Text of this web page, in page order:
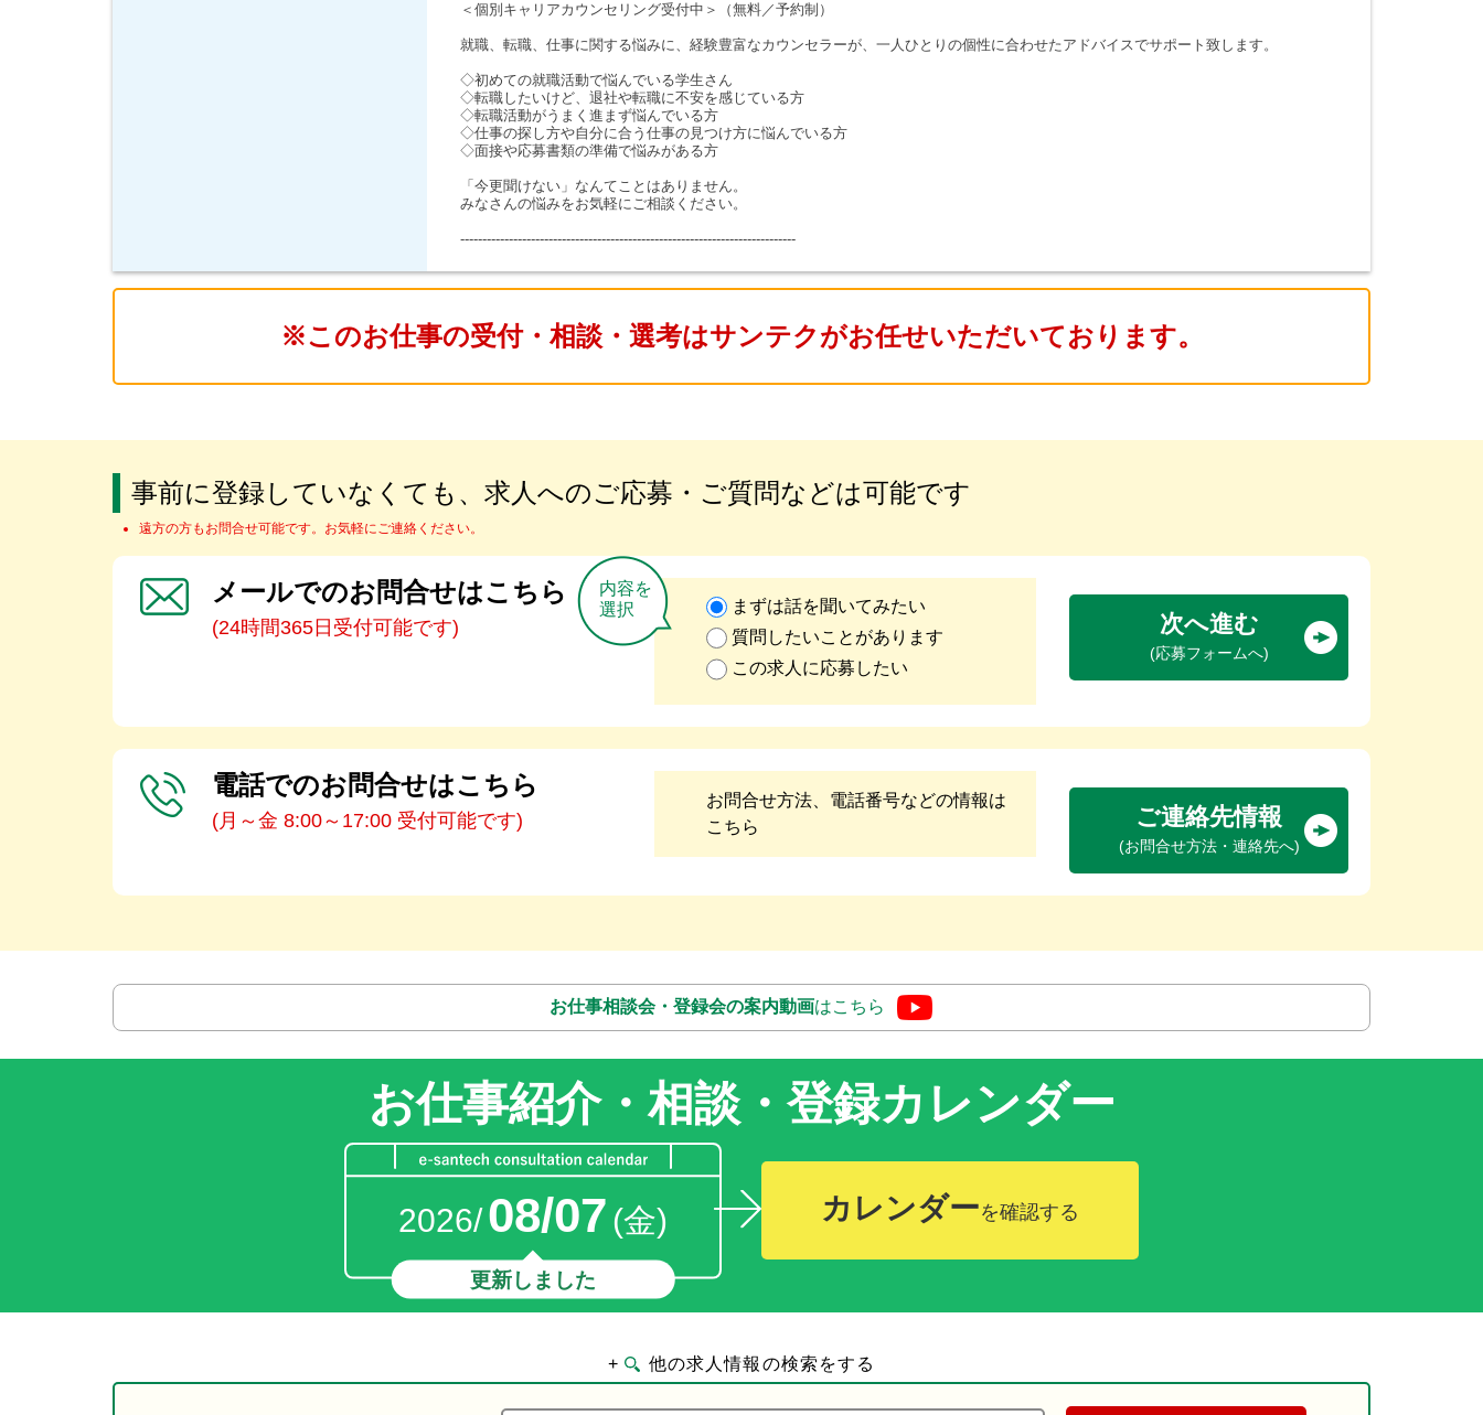
＜個別キャリアカウンセリング受付中＞（無料／予約制）
就職、転職、仕事に関する悩みに、経験豊富なカウンセラーが、一人ひとりの個性に合わせたアドバイスでサポート致します。
◇初めての就職活動で悩んでいる学生さん
◇転職したいけど、退社や転職に不安を感じている方
◇転職活動がうまく進まず悩んでいる方
◇仕事の探し方や自分に合う仕事の見つけ方に悩んでいる方
◇面接や応募書類の準備で悩みがある方
「今更聞けない」なんてことはありません。
みなさんの悩みをお気軽にご相談ください。
----------------------------------------------------------------------------
※このお仕事の受付・相談・選考はサンテクがお任せいただいております。
事前に登録していなくても、求人へのご応募・ご質問などは可能です
遠方の方もお問合せ可能です。お気軽にご連絡ください。
メールでのお問合せはこちら
(24時間365日受付可能です)
内容を
選択
まずは話を聞いてみたい
質問したいことがあります
この求人に応募したい
次へ進む
(応募フォームへ)
電話でのお問合せはこちら
(月～金 8:00～17:00 受付可能です)
お問合せ方法、電話番号などの情報は
こちら
ご連絡先情報
(お問合せ方法・連絡先へ)
お仕事相談会・登録会の案内動画はこちら
お仕事紹介・相談・登録カレンダー
2026/08/07 (金)
更新しました
カレンダーを確認する
+ 他の求人情報の検索をする